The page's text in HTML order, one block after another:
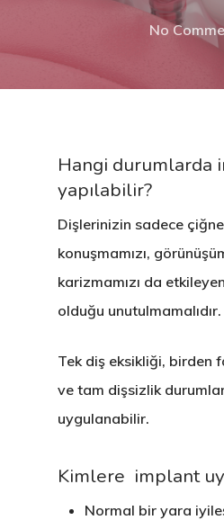
No
Hangi durumlarda
yapılabilir?
Dişlerinizin sadece
konuşmamızı,
karizmamızı da
olduğu unutulmamalıdır.
Tek diş eksikliği, birden
ve tam dişsizlik
uygulanabilir.
Kimlere implant
Normal bir yara